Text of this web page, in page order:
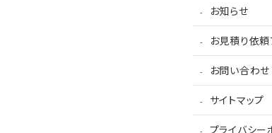
お知らせ
お見積り依頼
お問い合わせ
サイトマップ
プライバシー